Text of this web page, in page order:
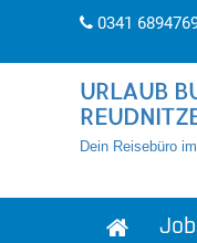
0341
URLAUB
Dein Reisebüro
Job